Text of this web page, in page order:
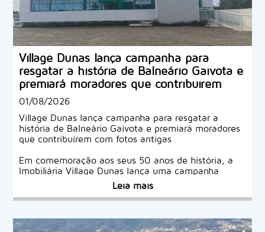
Village Dunas lança campanha para
resgatar a história de Balneário Gaivota e
premiará moradores que contribuírem
com fotos antigas
01/08/2026
Village Dunas lança campanha para resgatar a
história de Balneário Gaivota e premiará moradores
que contribuírem com fotos antigas
Em comemoração aos seus 50 anos de história, a
Imobiliária Village Dunas lança uma campanha
especial para envolver toda a comunidade de
memória do município.
A iniciativa convida moradores, pioneiros e famílias
Leia mais